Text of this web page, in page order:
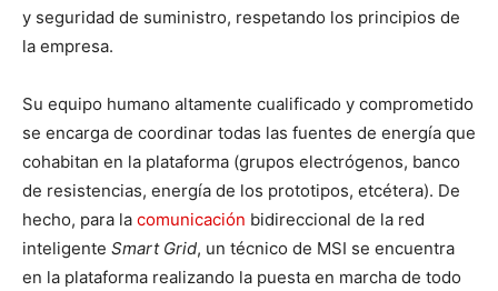
y seguridad de suministro, respetando los principios de
la empresa.
Su equipo humano altamente cualificado y comprometido
se encarga de coordinar todas las fuentes de energía que
cohabitan en la plataforma (grupos electrógenos, banco
de resistencias, energía de los prototipos, etcétera). De
hecho, para la comunicación bidireccional de la red
inteligente Smart Grid, un técnico de MSI se encuentra
en la plataforma realizando la puesta en marcha de todo